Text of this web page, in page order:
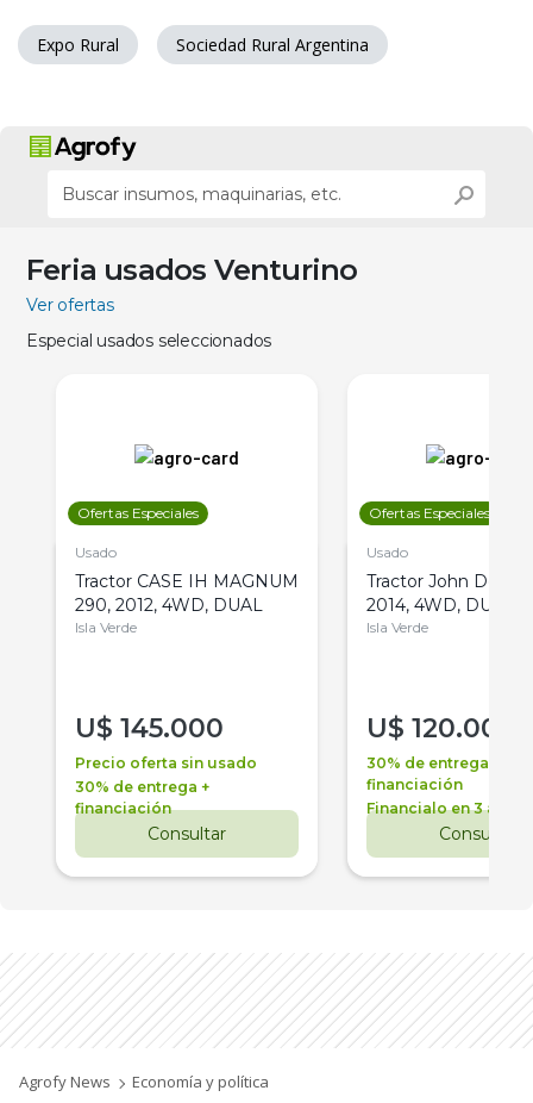
Expo Rural Sociedad Rural Argentina
Feria usados Venturino
Ver ofertas
Especial usados seleccionados
Ofertas Especiales
Usado
Tractor CASE IH MAGNUM
290, 2012, 4WD, DUAL
Isla Verde
U$ 145.000
Precio oferta sin usado
30% de entrega +
financiación
Consultar
Ofertas Especiales
Usado
Tractor John Deere
2014, 4WD, DUAL
Isla Verde
U$ 120.000
30% de entrega +
financiación
Financialo en 3 años
Consultar
Agrofy News Economía y política